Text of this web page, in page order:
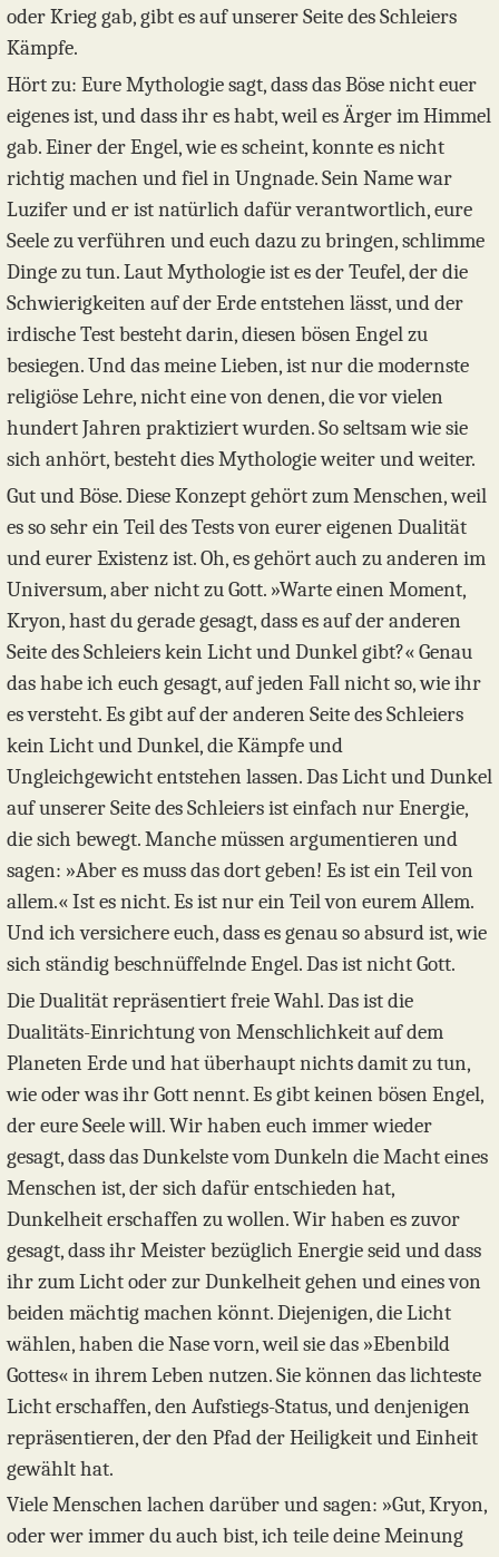
oder Krieg gab, gibt es auf unserer Seite des Schleiers
Kämpfe.
Hört zu: Eure Mythologie sagt, dass das Böse nicht euer
eigenes ist, und dass ihr es habt, weil es Ärger im Himmel
gab. Einer der Engel, wie es scheint, konnte es nicht
richtig machen und fiel in Ungnade. Sein Name war
Luzifer und er ist natürlich dafür verantwortlich, eure
Seele zu verführen und euch dazu zu bringen, schlimme
Dinge zu tun. Laut Mythologie ist es der Teufel, der die
Schwierigkeiten auf der Erde entstehen lässt, und der
irdische Test besteht darin, diesen bösen Engel zu
besiegen. Und das meine Lieben, ist nur die modernste
religiöse Lehre, nicht eine von denen, die vor vielen
hundert Jahren praktiziert wurden. So seltsam wie sie
sich anhört, besteht dies Mythologie weiter und weiter.
Gut und Böse. Diese Konzept gehört zum Menschen, weil
es so sehr ein Teil des Tests von eurer eigenen Dualität
und eurer Existenz ist. Oh, es gehört auch zu anderen im
Universum, aber nicht zu Gott. »Warte einen Moment,
Kryon, hast du gerade gesagt, dass es auf der anderen
Seite des Schleiers kein Licht und Dunkel gibt?« Genau
das habe ich euch gesagt, auf jeden Fall nicht so, wie ihr
es versteht. Es gibt auf der anderen Seite des Schleiers
kein Licht und Dunkel, die Kämpfe und
Ungleichgewicht entstehen lassen. Das Licht und Dunkel
auf unserer Seite des Schleiers ist einfach nur Energie,
die sich bewegt. Manche müssen argumentieren und
sagen: »Aber es muss das dort geben! Es ist ein Teil von
allem.« Ist es nicht. Es ist nur ein Teil von eurem Allem.
Und ich versichere euch, dass es genau so absurd ist, wie
sich ständig beschnüffelnde Engel. Das ist nicht Gott.
Die Dualität repräsentiert freie Wahl. Das ist die
Dualitäts-Einrichtung von Menschlichkeit auf dem
Planeten Erde und hat überhaupt nichts damit zu tun,
wie oder was ihr Gott nennt. Es gibt keinen bösen Engel,
der eure Seele will. Wir haben euch immer wieder
gesagt, dass das Dunkelste vom Dunkeln die Macht eines
Menschen ist, der sich dafür entschieden hat,
Dunkelheit erschaffen zu wollen. Wir haben es zuvor
gesagt, dass ihr Meister bezüglich Energie seid und dass
ihr zum Licht oder zur Dunkelheit gehen und eines von
beiden mächtig machen könnt. Diejenigen, die Licht
wählen, haben die Nase vorn, weil sie das »Ebenbild
Gottes« in ihrem Leben nutzen. Sie können das lichteste
Licht erschaffen, den Aufstiegs-Status, und denjenigen
repräsentieren, der den Pfad der Heiligkeit und Einheit
gewählt hat.
Viele Menschen lachen darüber und sagen: »Gut, Kryon,
oder wer immer du auch bist, ich teile deine Meinung